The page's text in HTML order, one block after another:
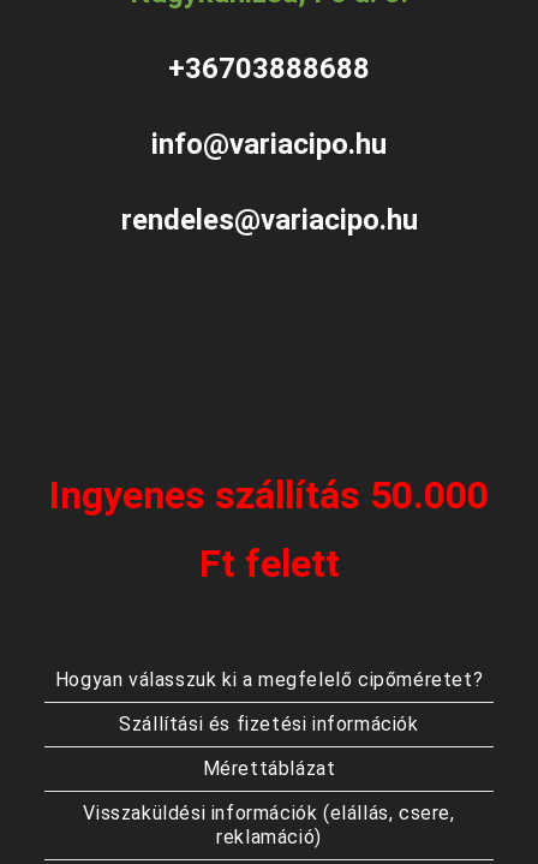
+36703888688
info@variacipo.hu
rendeles@variacipo.hu
Ingyenes szállítás 50.000
Ft felett
Hogyan válasszuk ki a megfelelő cipőméretet?
Szállítási és fizetési információk
Mérettáblázat
Visszaküldési információk (elállás, csere,
reklamáció)